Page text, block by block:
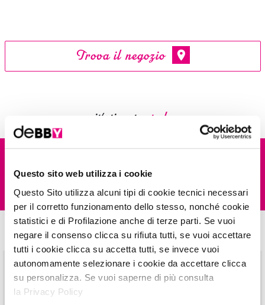
Questo sito web utilizza i cookie
Questo Sito utilizza alcuni tipi di cookie tecnici necessari
per il corretto funzionamento dello stesso, nonché cookie
statistici e di Profilazione anche di terze parti. Se vuoi
negare il consenso clicca su rifiuta tutti, se vuoi accettare
tutti i cookie clicca su accetta tutti, se invece vuoi
autonomamente selezionare i cookie da accettare clicca
su personalizza. Se vuoi saperne di più consulta
la Privacy Policy
Trova il negozio
it's time to study
LookatME MASCARA VOLUME ESTREMOper ciglia più voluminose!
La formula arricchita confibre volumizzanti e loscovolo in fibra a
forma di clessidra, regalano volume estremo per un effetto ciglia
DEFINITE E MODELLATE già dalla prima passata. La sua texture
MODULABILE consente applicazioni ripetute evitando la formazione di
grumi per un risultato impeccabile.
INSPIRATIONS
Prendiispirazione!
E questi? Provali, sono una bomba!